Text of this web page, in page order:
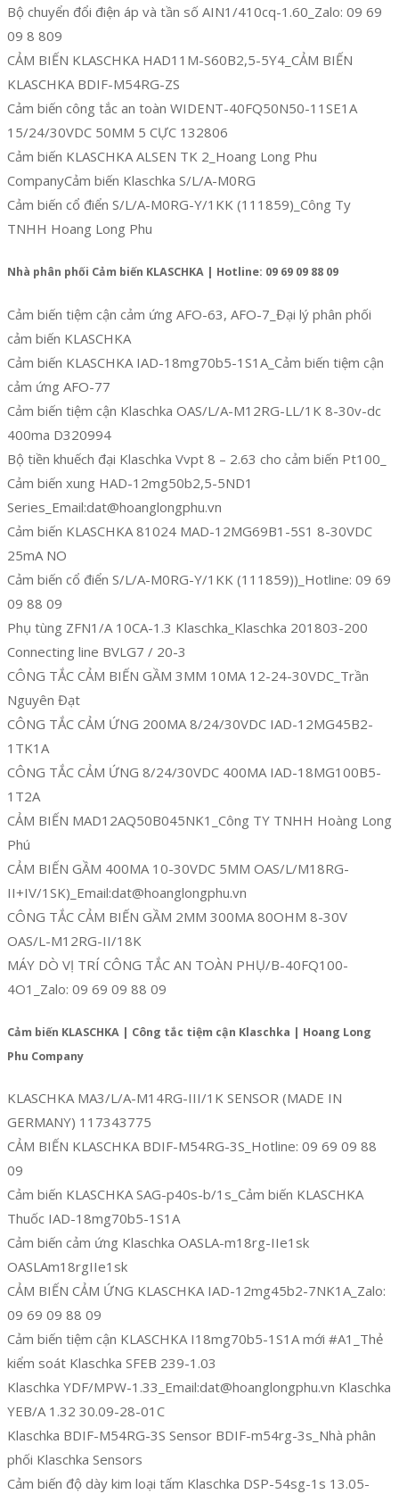
Bộ chuyển đổi điện áp và tần số AIN1/410cq-1.60_Zalo: 09 69
09 8 809
CẢM BIẾN KLASCHKA HAD11M-S60B2,5-5Y4_CẢM BIẾN
KLASCHKA BDIF-M54RG-ZS
Cảm biến công tắc an toàn WIDENT-40FQ50N50-11SE1A
15/24/30VDC 50MM 5 CỰC 132806
Cảm biến KLASCHKA ALSEN TK 2_Hoang Long Phu
CompanyCảm biến Klaschka S/L/A-M0RG
Cảm biến cổ điển S/L/A-M0RG-Y/1KK (111859)_Công Ty
TNHH Hoang Long Phu
Nhà phân phối Cảm biến KLASCHKA | Hotline: 09 69 09 88 09
Cảm biến tiệm cận cảm ứng AFO-63, AFO-7_Đại lý phân phối
cảm biến KLASCHKA
Cảm biến KLASCHKA IAD-18mg70b5-1S1A_Cảm biến tiệm cận
cảm ứng AFO-77
Cảm biến tiệm cận Klaschka OAS/L/A-M12RG-LL/1K 8-30v-dc
400ma D320994
Bộ tiền khuếch đại Klaschka Vvpt 8 – 2.63 cho cảm biến Pt100_
Cảm biến xung HAD-12mg50b2,5-5ND1
Series_Email:dat@hoanglongphu.vn
Cảm biến KLASCHKA 81024 MAD-12MG69B1-5S1 8-30VDC
25mA NO
Cảm biến cổ điển S/L/A-M0RG-Y/1KK (111859))_Hotline: 09 69
09 88 09
Phụ tùng ZFN1/A 10CA-1.3 Klaschka_Klaschka 201803-200
Connecting line BVLG7 / 20-3
CÔNG TẮC CẢM BIẾN GẦM 3MM 10MA 12-24-30VDC_Trần
Nguyên Đạt
CÔNG TẮC CẢM ỨNG 200MA 8/24/30VDC IAD-12MG45B2-
1TK1A
CÔNG TẮC CẢM ỨNG 8/24/30VDC 400MA IAD-18MG100B5-
1T2A
CẢM BIẾN MAD12AQ50B045NK1_Công TY TNHH Hoàng Long
Phú
CẢM BIẾN GẦM 400MA 10-30VDC 5MM OAS/L/M18RG-
II+IV/1SK)_Email:dat@hoanglongphu.vn
CÔNG TẮC CẢM BIẾN GẦM 2MM 300MA 80OHM 8-30V
OAS/L-M12RG-II/18K
MÁY DÒ VỊ TRÍ CÔNG TẮC AN TOÀN PHỤ/B-40FQ100-
4O1_Zalo: 09 69 09 88 09
Cảm biến KLASCHKA | Công tắc tiệm cận Klaschka | Hoang Long
Phu Company
KLASCHKA MA3/L/A-M14RG-III/1K SENSOR (MADE IN
GERMANY) 117343775
CẢM BIẾN KLASCHKA BDIF-M54RG-3S_Hotline: 09 69 09 88
09
Cảm biến KLASCHKA SAG-p40s-b/1s_Cảm biến KLASCHKA
Thuốc IAD-18mg70b5-1S1A
Cảm biến cảm ứng Klaschka OASLA-m18rg-IIe1sk
OASLAm18rgIIe1sk
CẢM BIẾN CẢM ỨNG KLASCHKA IAD-12mg45b2-7NK1A_Zalo:
09 69 09 88 09
Cảm biến tiệm cận KLASCHKA I18mg70b5-1S1A mới #A1_Thẻ
kiểm soát Klaschka SFEB 239-1.03
Klaschka YDF/MPW-1.33_Email:dat@hoanglongphu.vn Klaschka
YEB/A 1.32 30.09-28-01C
Klaschka BDIF-M54RG-3S Sensor BDIF-m54rg-3s_Nhà phân
phối Klaschka Sensors
Cảm biến độ dày kim loại tấm Klaschka DSP-54sg-1s 13.05-